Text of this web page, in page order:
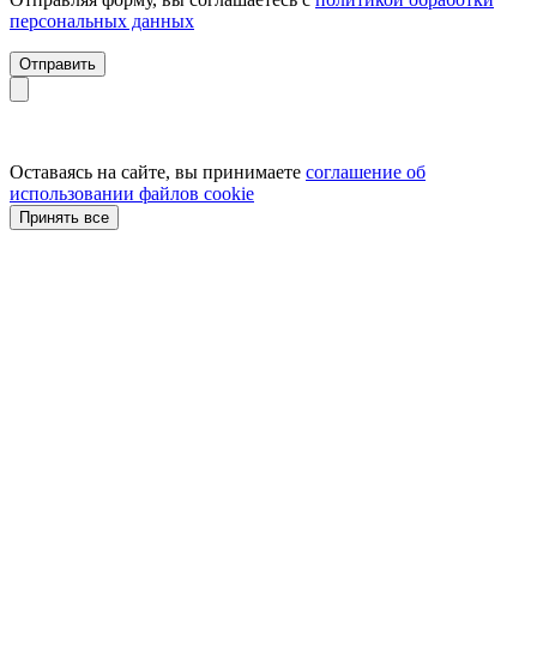
персональных данных
Отправить
Оставаясь на сайте, вы принимаете соглашение об
использовании файлов cookie
Принять все